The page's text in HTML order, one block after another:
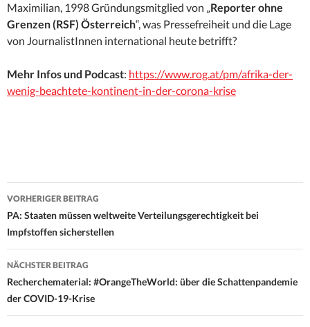
Maximilian, 1998 Gründungsmitglied von „Reporter ohne
Grenzen (RSF) Österreich“, was Pressefreiheit und die Lage
von JournalistInnen international heute betrifft?
Mehr Infos und Podcast: https://www.rog.at/pm/afrika-der-
wenig-beachtete-kontinent-in-der-corona-krise
Beitrags-
Navigation
VORHERIGER BEITRAG
PA: Staaten müssen weltweite Verteilungsgerechtigkeit bei
Impfstoffen sicherstellen
NÄCHSTER BEITRAG
Recherchematerial: #OrangeTheWorld: über die Schattenpandemie
der COVID-19-Krise